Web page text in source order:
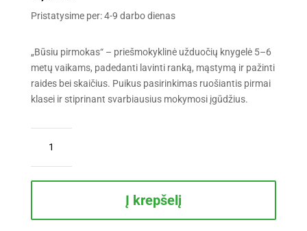
Pristatysime per: 4-9 darbo dienas
„Būsiu pirmokas“ – priešmokyklinė užduočių knygelė 5–6
metų vaikams, padedanti lavinti ranką, mąstymą ir pažinti
raides bei skaičius. Puikus pasirinkimas ruošiantis pirmai
klasei ir stiprinant svarbiausius mokymosi įgūdžius.
kiekis:
Būsiu
pirmokas.
Į krepšelį